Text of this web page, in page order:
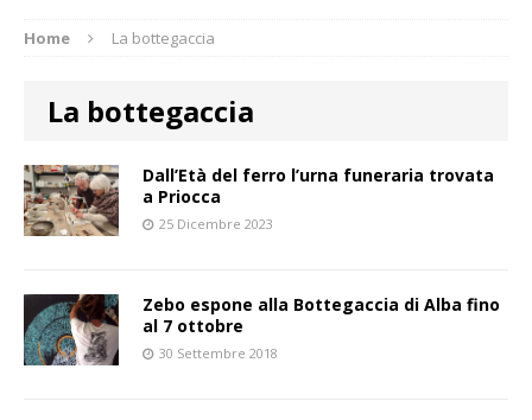
Home La bottegaccia
La bottegaccia
Dall’Età del ferro l’urna funeraria trovata
a Priocca
25 Dicembre 2023
Zebo espone alla Bottegaccia di Alba fino
al 7 ottobre
30 Settembre 2018